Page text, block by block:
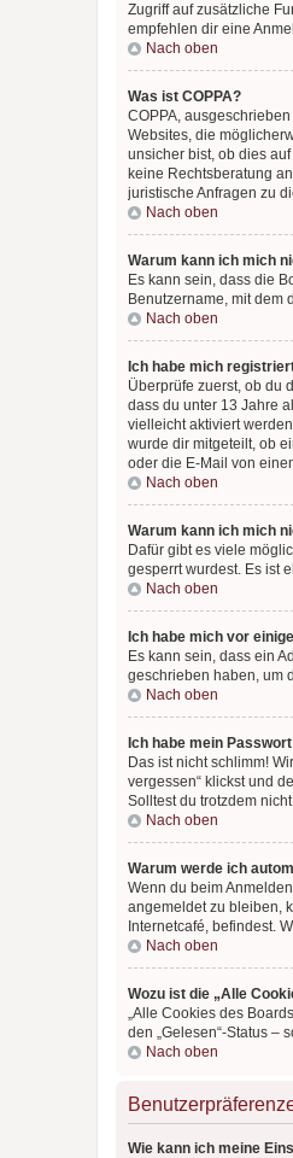
Zugriff auf zusätzliche
empfehlen dir eine
Nach oben
Was ist COPPA?
COPPA,
Websites, die
unsicher bist, ob dies
keine Rechtsberatung
juristische Anfragen zu
Nach oben
Warum kann ich mich
Es kann sein, dass die
Benutzername, mit dem
Nach oben
Ich habe mich
Überprüfe zuerst, ob du
dass du unter 13 Jahre
vielleicht aktiviert
wurde dir mitgeteilt, ob
oder die E-Mail von
Nach oben
Warum kann ich mich
Dafür gibt es viele
gesperrt wurdest. Es ist
Nach oben
Ich habe mich vor
Es kann sein, dass ein
geschrieben haben, um
Nach oben
Ich habe mein
Das ist nicht schlimm!
vergessen“ klickst und
Solltest du trotzdem
Nach oben
Warum werde ich
Wenn du beim
angemeldet zu bleiben,
Internetcafé, befindest.
Nach oben
Wozu ist die „Alle
„Alle Cookies des
den „Gelesen“-Status –
Nach oben
Wie kann ich meine